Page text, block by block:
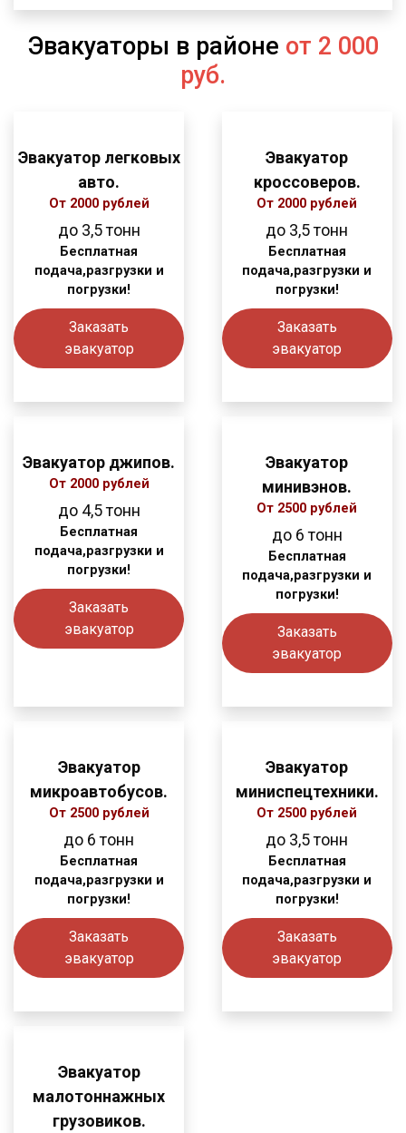
Эвакуаторы в районе от 2 000
руб.
Эвакуатор легковых
авто.
От 2000 рублей
до 3,5 тонн
Бесплатная
подача,разгрузки и
погрузки!
Заказать
эвакуатор
Эвакуатор
кроссоверов.
От 2000 рублей
до 3,5 тонн
Бесплатная
подача,разгрузки и
погрузки!
Заказать
эвакуатор
Эвакуатор джипов.
От 2000 рублей
до 4,5 тонн
Бесплатная
подача,разгрузки и
погрузки!
Заказать
эвакуатор
Эвакуатор
минивэнов.
От 2500 рублей
до 6 тонн
Бесплатная
подача,разгрузки и
погрузки!
Заказать
эвакуатор
Эвакуатор
микроавтобусов.
От 2500 рублей
до 6 тонн
Бесплатная
подача,разгрузки и
погрузки!
Заказать
эвакуатор
Эвакуатор
миниспецтехники.
От 2500 рублей
до 3,5 тонн
Бесплатная
подача,разгрузки и
погрузки!
Заказать
эвакуатор
Эвакуатор
малотоннажных
грузовиков.